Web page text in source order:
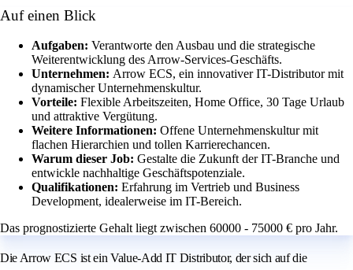
Auf einen Blick
Aufgaben: Verantworte den Ausbau und die strategische
Weiterentwicklung des Arrow-Services-Geschäfts.
Unternehmen: Arrow ECS, ein innovativer IT-Distributor mit
dynamischer Unternehmenskultur.
Vorteile: Flexible Arbeitszeiten, Home Office, 30 Tage Urlaub
und attraktive Vergütung.
Weitere Informationen: Offene Unternehmenskultur mit
flachen Hierarchien und tollen Karrierechancen.
Warum dieser Job: Gestalte die Zukunft der IT-Branche und
entwickle nachhaltige Geschäftspotenziale.
Qualifikationen: Erfahrung im Vertrieb und Business
Development, idealerweise im IT-Bereich.
Das prognostizierte Gehalt liegt zwischen 60000 - 75000 € pro Jahr.
Die Arrow ECS ist ein Value-Add IT Distributor, der sich auf die